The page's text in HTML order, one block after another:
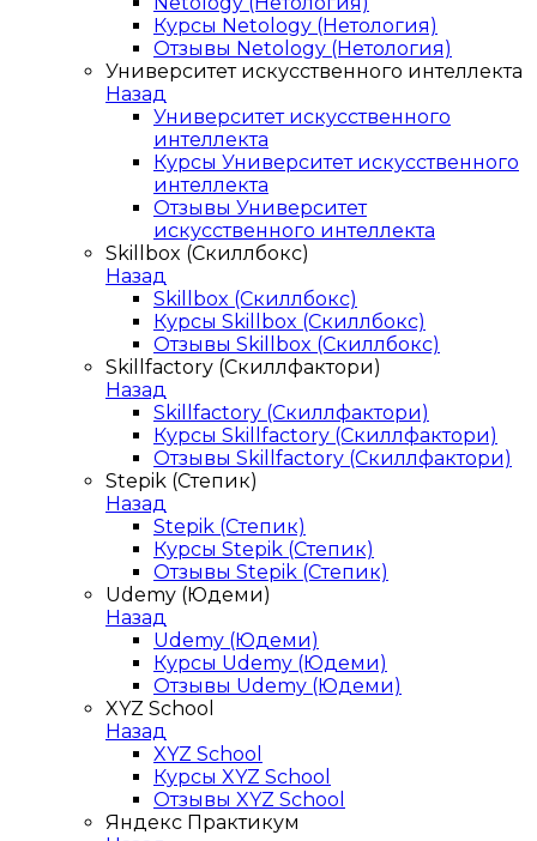
Курсы Netology (Нетология)
Отзывы Netology (Нетология)
Университет искусственного интеллекта
Назад
Университет искусственного
интеллекта
Курсы Университет искусственного
интеллекта
Отзывы Университет
искусственного интеллекта
Skillbox (Скиллбокс)
Назад
Skillbox (Скиллбокс)
Курсы Skillbox (Скиллбокс)
Отзывы Skillbox (Скиллбокс)
Skillfactory (Скиллфактори)
Назад
Skillfactory (Скиллфактори)
Курсы Skillfactory (Скиллфактори)
Отзывы Skillfactory (Скиллфактори)
Stepik (Степик)
Назад
Stepik (Степик)
Курсы Stepik (Степик)
Отзывы Stepik (Степик)
Udemy (Юдеми)
Назад
Udemy (Юдеми)
Курсы Udemy (Юдеми)
Отзывы Udemy (Юдеми)
XYZ School
Назад
XYZ School
Курсы XYZ School
Отзывы XYZ School
Яндекс Практикум